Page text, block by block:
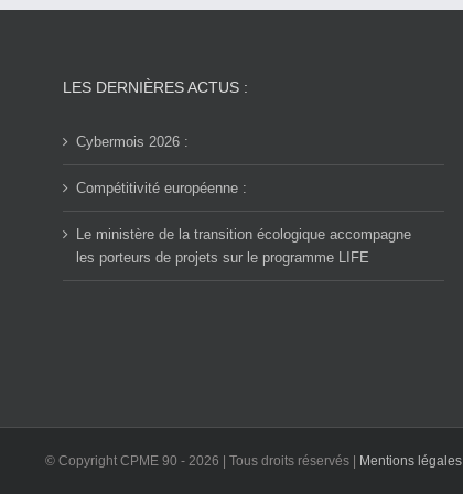
LES DERNIÈRES ACTUS :
Cybermois 2026 :
Compétitivité européenne :
Le ministère de la transition écologique accompagne
les porteurs de projets sur le programme LIFE
© Copyright CPME 90 - 2026 | Tous droits réservés | Mentions légales